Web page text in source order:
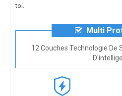
toi.
Multi
12 Couches Technologie De